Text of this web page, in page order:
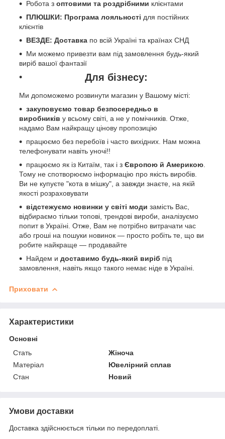
Робота з оптовими та роздрібними клієнтами
ПЛЮШКИ: Програма лояльності для постійних
клієнтів
ВЕЗДЕ: Доставка по всій Україні та країнах СНД
Ми можемо привезти вам під замовлення будь-який
виріб вашої фантазії
Для бізнесу:
Ми допоможемо розвинути магазин у Вашому місті:
закуповуємо товар безпосередньо в
виробників у всьому світі, а не у помічників. Отже,
надамо Вам найкращу цінову пропозицію
працюємо без перебоїв і часто вихідних. Нам можна
телефонувати навіть уночі!!
працюємо як із Китаїм, так і з Європою й Америкою
Тому не спотворюємо інформацію про якість виробів.
Ви не купуєте "кота в мішку", а завжди знаєте, на якій
якості розраховувати
відстежуємо новинки у світі моди замість Вас,
відбираємо тільки топові, трендові вироби, аналізуємо
попит в Україні. Отже, Вам не потрібно витрачати час
або гроші на пошуки новинок — просто робіть те, що ви
робите найкраще — продавайте
Найдем и доставимо будь-який виріб під
замовлення, навіть якщо такого немає ніде в Україні.
Приховати
Характеристики
Основні
Стать
Жіноча
Матеріал
Ювелірний сплав
Стан
Новий
Умови доставки
Доставка здійснюється тільки по передоплаті.